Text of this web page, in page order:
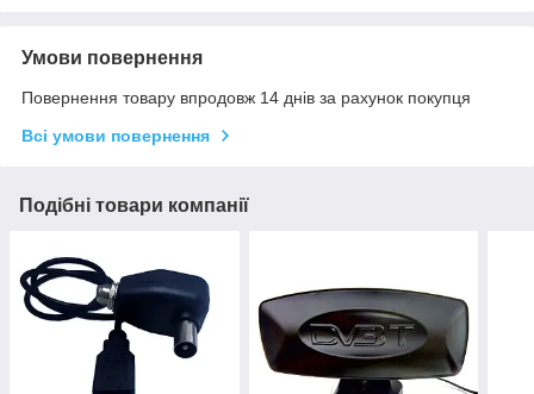
Умови повернення
Повернення товару впродовж 14 днів за рахунок покупця
Всі умови повернення
Подібні товари компанії